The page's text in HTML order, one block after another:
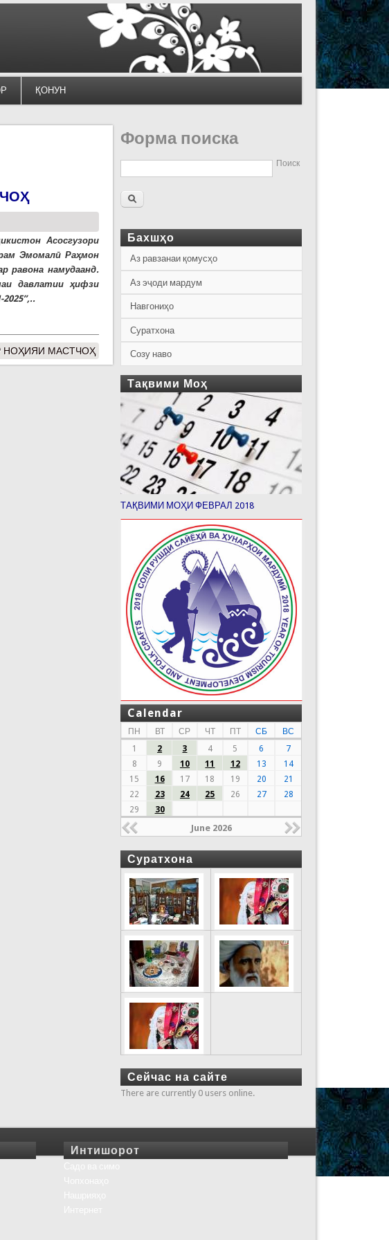
ҚОНУН
Асосгузори
Эмомалӣ Раҳмон
равона намудаанд.
давлатии ҳифзи
НОҲИЯИ МАСТЧОҲ
Форма поиска
Поиск
Бахшҳо
Аз равзанаи қомусҳо
Аз эҷоди мардум
Навгониҳо
Суратхона
Созу наво
Тақвими Моҳ
ТАҚВИМИ МОҲИ ФЕВРАЛ 2018
Calendar
ПН ВТ СР ЧТ ПТ СБ
ВС
1
2 3 4 5 6
7
8
9 10 11 12 13
14
15
16 17 18 19 20
21
22
23 24 25 26 27
28
29
30
June 2026
Суратхона
Сейчас на сайте
There are currently 0 users online.
Интишорот